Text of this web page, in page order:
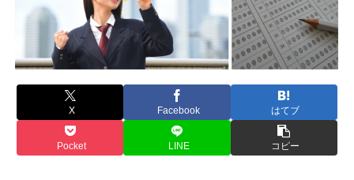
X Facebook はてブ
Pocket LINE コピー